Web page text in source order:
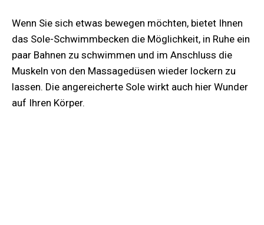
Wenn Sie sich etwas bewegen möchten, bietet Ihnen
das Sole-Schwimmbecken die Möglichkeit, in Ruhe ein
paar Bahnen zu schwimmen und im Anschluss die
Muskeln von den Massagedüsen wieder lockern zu
lassen. Die angereicherte Sole wirkt auch hier Wunder
auf Ihren Körper.